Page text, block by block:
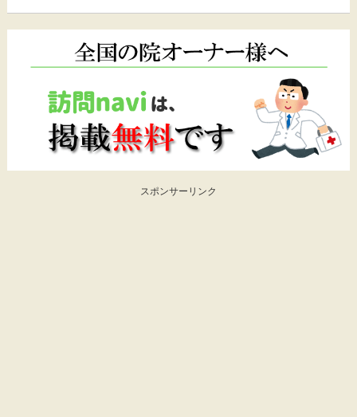
スポンサーリンク